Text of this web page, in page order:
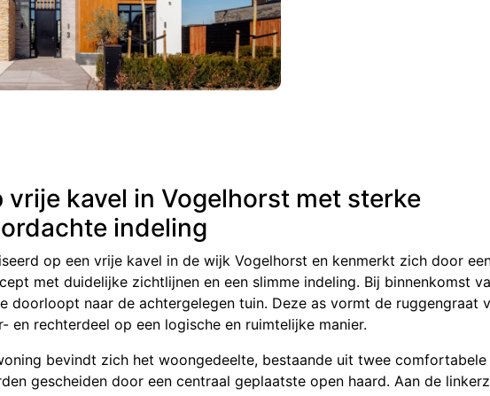
vrije kavel in Vogelhorst met sterke
indeling
op een vrije kavel in de wijk Vogelhorst en kenmerkt zich door
met duidelijke zichtlijnen en een slimme indeling. Bij binnenkomst
doorloopt naar de achtergelegen tuin. Deze as vormt de ruggengraat
en rechterdeel op een logische en ruimtelijke manier.
bevindt zich het woongedeelte, bestaande uit twee comfortabele
gescheiden door een centraal geplaatste open haard. Aan de